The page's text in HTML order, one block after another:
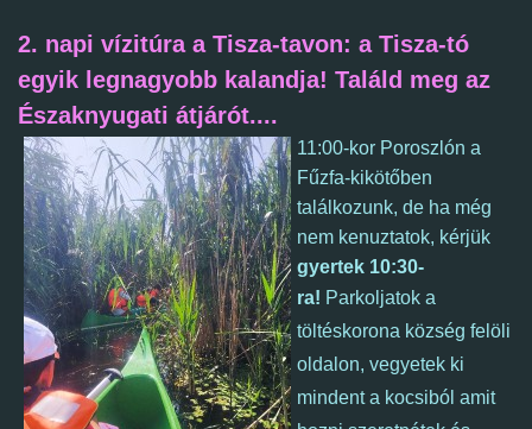
2. napi vízitúra a Tisza-tavon: a Tisza-tó
egyik legnagyobb kalandja! Találd meg az
Északnyugati átjárót....
11:00-kor Poroszlón a
Fűzfa-kikötőben
találkozunk, de ha még
nem kenuztatok, kérjük
gyertek 10:30-
ra! Parkoljatok a
töltéskorona község felöli
oldalon, vegyetek ki
mindent a kocsiból amit